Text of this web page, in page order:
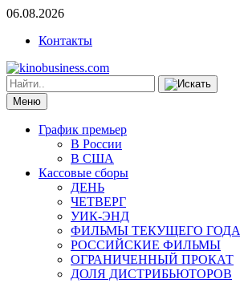
06.08.2026
Контакты
Меню
График премьер
В России
В США
Кассовые сборы
ДЕНЬ
ЧЕТВЕРГ
УИК-ЭНД
ФИЛЬМЫ ТЕКУЩЕГО ГОДА
РОССИЙСКИЕ ФИЛЬМЫ
ОГРАНИЧЕННЫЙ ПРОКАТ
ДОЛЯ ДИСТРИБЬЮТОРОВ